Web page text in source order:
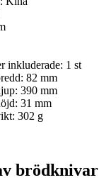
inkluderade: 1 st
82 mm
390 mm
31 mm
302 g
brödknivar